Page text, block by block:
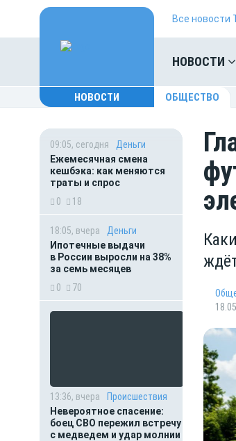
Все новости
НОВОСТИ
НОВОСТИ ОБЩЕСТВО
09:05, сегодня
Деньги
Ежемесячная смена
кешбэка: как меняются
траты и спрос
0
18
18:05, вчера
Деньги
Ипотечные выдачи
в России выросли на 38%
за семь месяцев
0
70
13:36, вчера
Происшествия
Невероятное спасение:
боец СВО пережил встречу
с медведем и удар молнии